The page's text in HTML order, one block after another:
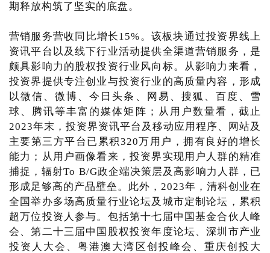
期释放构筑了坚实的底盘。
营销服务营收同比增长15%。该板块通过投资界线上
资讯平台以及线下行业活动提供全渠道营销服务，是
颇具影响力的股权投资行业风向标。从影响力来看，
投资界提供专注创业与投资行业的高质量内容，形成
以微信、微博、今日头条、网易、搜狐、百度、雪
球、腾讯等丰富的媒体矩阵；从用户数量看，截止
2023年末，投资界资讯平台及移动应用程序、网站及
主要第三方平台已累积320万用户，拥有良好的增长
能力；从用户画像看来，投资界实现用户人群的精准
捕捉，辐射To B/G政企端决策层及高影响力人群，已
形成足够高的产品壁垒。此外，2023年，清科创业在
全国举办多场高质量行业论坛及城市定制论坛，累积
超万位投资人参与。包括第十七届中国基金合伙人峰
会、第二十三届中国股权投资年度论坛、深圳市产业
投资人大会、粤港澳大湾区创投峰会、重庆创投大